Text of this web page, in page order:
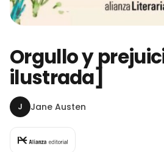
Orgullo y
ilustrada]
J Jane Austen